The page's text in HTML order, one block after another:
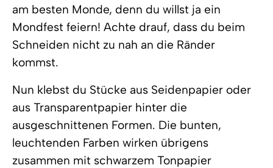
am besten Monde, denn du willst ja ein
Mondfest feiern! Achte drauf, dass du beim
Schneiden nicht zu nah an die Ränder
kommst.
Nun klebst du Stücke aus Seidenpapier oder
aus Transparentpapier hinter die
ausgeschnittenen Formen. Die bunten,
leuchtenden Farben wirken übrigens
zusammen mit schwarzem Tonpapier